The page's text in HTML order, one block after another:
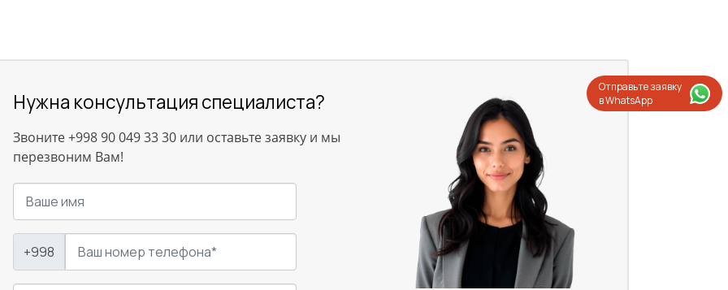
Отправьте заявку
в WhatsApp
Нужна консультация специалиста?
Звоните +998 90 049 33 30 или оставьте заявку и мы
перезвоним Вам!
+998